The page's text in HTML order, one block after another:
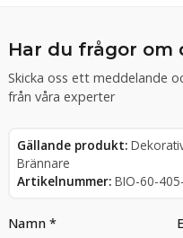
Har du frågor om
Skicka oss ett meddelande
från våra experter
Gällande produkt:
Brännare
Artikelnummer: BIO-60-
Namn *